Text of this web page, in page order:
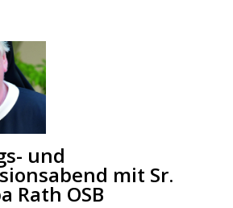
und
mit Sr.
Rath OSB